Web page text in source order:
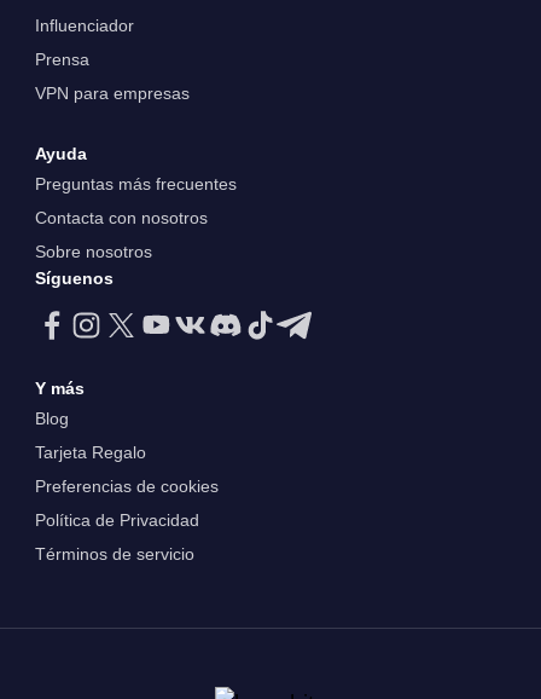
Influenciador
Prensa
VPN para empresas
Ayuda
Preguntas más frecuentes
Contacta con nosotros
Sobre nosotros
Síguenos
Y más
Blog
Tarjeta Regalo
Preferencias de cookies
Política de Privacidad
Términos de servicio